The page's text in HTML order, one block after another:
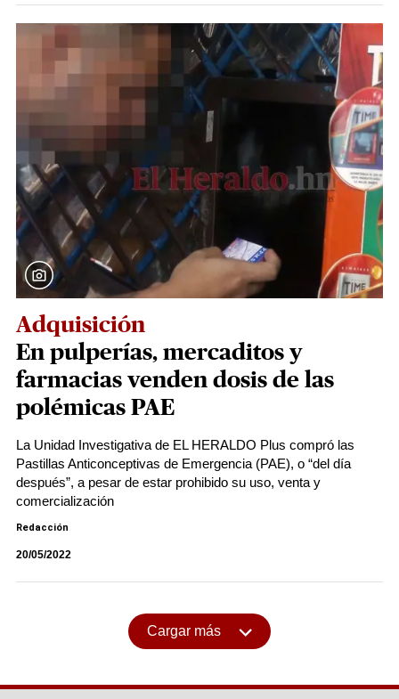
Adquisición
En pulperías, mercaditos y
farmacias venden dosis de las
polémicas PAE
La Unidad Investigativa de EL HERALDO Plus compró las
Pastillas Anticonceptivas de Emergencia (PAE), o “del día
después”, a pesar de estar prohibido su uso, venta y
comercialización
Redacción
20/05/2022
Cargar más